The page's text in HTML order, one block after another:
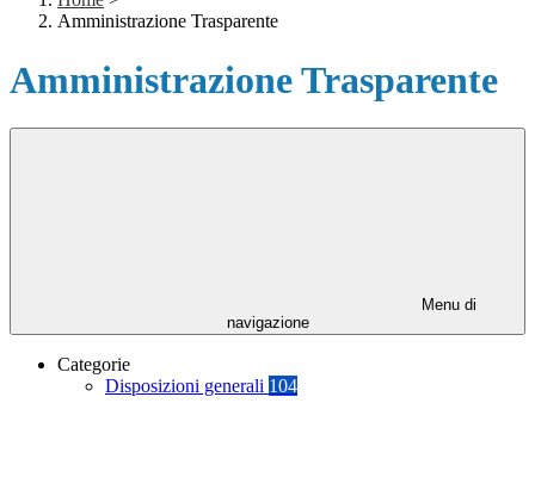
Amministrazione Trasparente
Amministrazione Trasparente
Menu di
navigazione
Categorie
Disposizioni generali 104